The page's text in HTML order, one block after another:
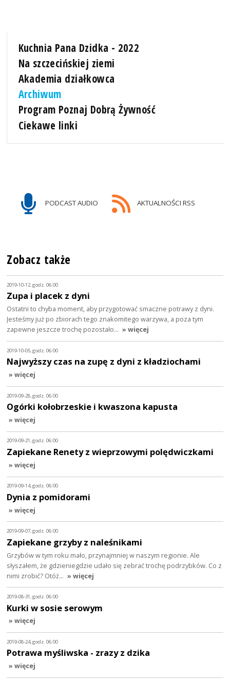
Kuchnia Pana Dzidka - 2022
Na szczecińskiej ziemi
Akademia działkowca
Archiwum
Program Poznaj Dobrą Żywność
Ciekawe linki
PODCAST AUDIO AKTUALNOŚCI RSS
Zobacz także
2019-10-12, godz. 06:00
Zupa i placek z dyni
Ostatni to chyba moment, aby przygotować smaczne potrawy z dyni.
Jesteśmy już po zbiorach tego znakomitego warzywa, a poza tym
zapewne jeszcze trochę pozostało… » więcej
2019-10-05, godz. 06:00
Najwyższy czas na zupę z dyni z kładziochami
» więcej
2019-09-28, godz. 06:00
Ogórki kołobrzeskie i kwaszona kapusta
» więcej
2019-09-21, godz. 06:00
Zapiekane Renety z wieprzowymi polędwiczkami
» więcej
2019-09-14, godz. 06:00
Dynia z pomidorami
» więcej
2019-09-07, godz. 06:00
Zapiekane grzyby z naleśnikami
Grzybów w tym roku mało, przynajmniej w naszym regionie. Ale
słyszałem, że gdzieniegdzie udało się zebrać trochę podrzybków. Co z
nimi zrobić? Otóż… » więcej
2019-08-31, godz. 06:00
Kurki w sosie serowym
» więcej
2019-08-24, godz. 06:00
Potrawa myśliwska - zrazy z dzika
» więcej